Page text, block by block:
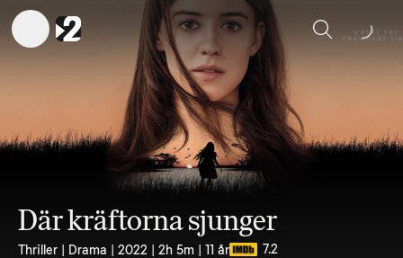
Sök
Där kräftorna sjunger
Thriller | Drama | 2022 | 2h 5m | 11 år 7.2